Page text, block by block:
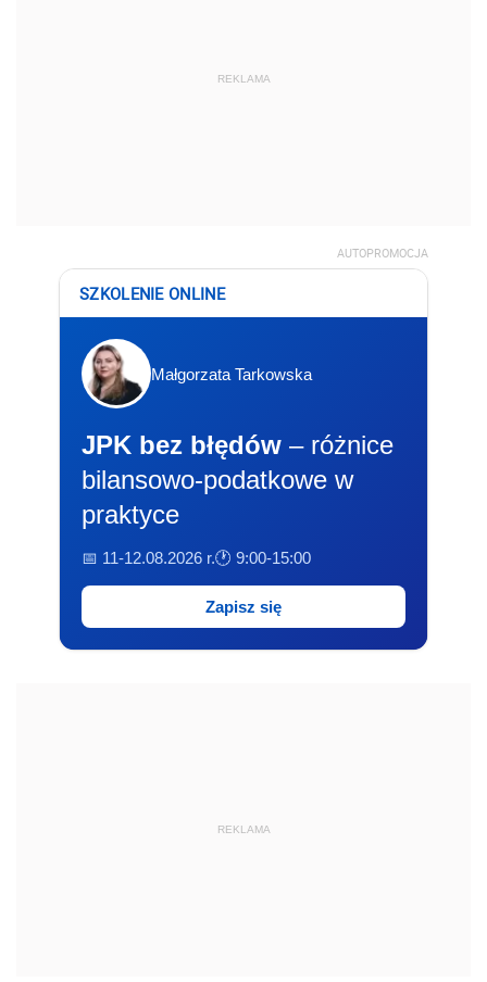
REKLAMA
AUTOPROMOCJA
SZKOLENIE ONLINE
Małgorzata Tarkowska
JPK bez błędów – różnice
bilansowo-podatkowe w
praktyce
📅 11-12.08.2026 r.🕐 9:00-15:00
Zapisz się
REKLAMA